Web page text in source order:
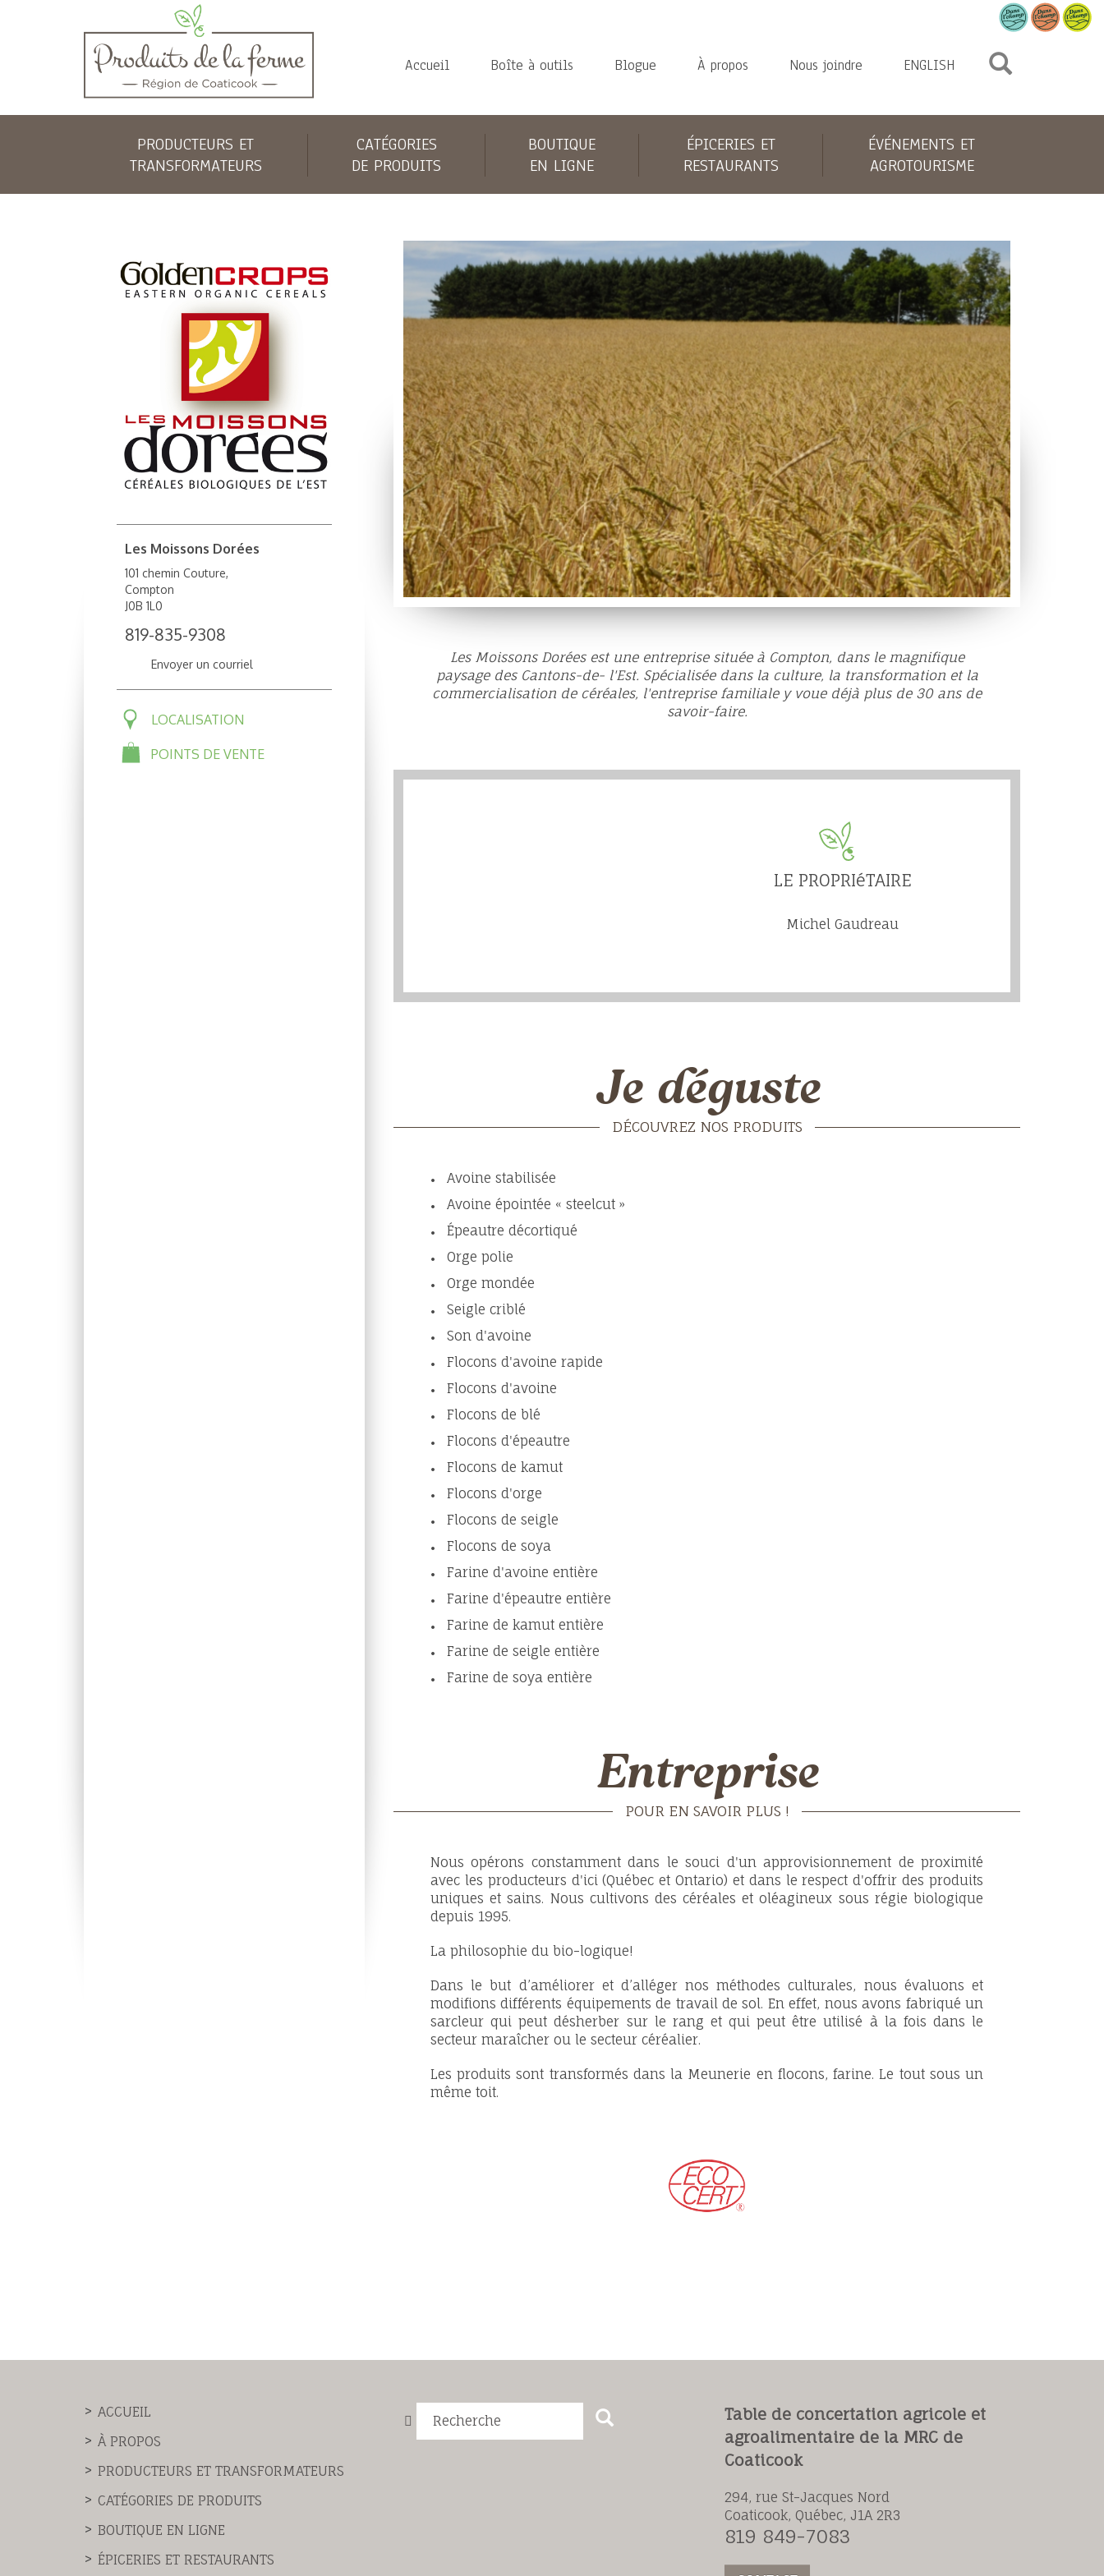
Accueil Boîte à outils Blogue À propos Nous joindre ENGLISH
PRODUCTEURS ET
TRANSFORMATEURS
CATÉGORIES
DE PRODUITS
BOUTIQUE
EN LIGNE
ÉPICERIES ET
RESTAURANTS
ÉVÉNEMENTS ET
AGROTOURISME
Les Moissons Dorées
101 chemin Couture,
Compton
J0B 1L0
819-835-9308
Envoyer un courriel
LOCALISATION
POINTS DE VENTE
Les Moissons Dorées est une entreprise située à Compton, dans le magnifique
paysage des Cantons-de- l'Est. Spécialisée dans la culture, la transformation et la
commercialisation de céréales, l'entreprise familiale y voue déjà plus de 30 ans de
savoir-faire.
LE PROPRIéTAIRE
Michel Gaudreau
Je déguste
DÉCOUVREZ NOS PRODUITS
Avoine stabilisée
Avoine épointée « steelcut »
Épeautre décortiqué
Orge polie
Orge mondée
Seigle criblé
Son d'avoine
Flocons d'avoine rapide
Flocons d'avoine
Flocons de blé
Flocons d'épeautre
Flocons de kamut
Flocons d'orge
Flocons de seigle
Flocons de soya
Farine d'avoine entière
Farine d'épeautre entière
Farine de kamut entière
Farine de seigle entière
Farine de soya entière
Entreprise
POUR EN SAVOIR PLUS !
Nous opérons constamment dans le souci d'un approvisionnement de proximité
avec les producteurs d'ici (Québec et Ontario) et dans le respect d'offrir des produits
uniques et sains. Nous cultivons des céréales et oléagineux sous régie biologique
depuis 1995.
La philosophie du bio-logique!
Dans le but d’améliorer et d’alléger nos méthodes culturales, nous évaluons et
modifions différents équipements de travail de sol. En effet, nous avons fabriqué un
sarcleur qui peut désherber sur le rang et qui peut être utilisé à la fois dans le
secteur maraîcher ou le secteur céréalier.
Les produits sont transformés dans la Meunerie en flocons, farine. Le tout sous un
même toit.
ACCUEIL
À PROPOS
PRODUCTEURS ET TRANSFORMATEURS
CATÉGORIES DE PRODUITS
BOUTIQUE EN LIGNE
ÉPICERIES ET RESTAURANTS
Recherche
Table de concertation agricole et
agroalimentaire de la MRC de
Coaticook
294, rue St-Jacques Nord
Coaticook, Québec, J1A 2R3
819 849-7083